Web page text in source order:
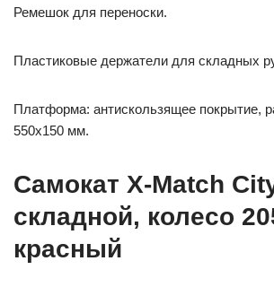
Ремешок для переноски.
Пластиковые держатели для складных
Платформа: антискользящее покрытие,
550х150 мм.
Самокат X-Match
складной, колесо
красный